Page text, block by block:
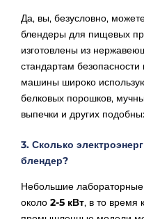
Да, вы, безусловно,
блендеры для пищевых
изготовлены из
стандартам
машины широко
белковых порошков,
выпечки и других
3. Сколько
блендер?
Небольшие лабораторные
около 2-5 кВт, в то время